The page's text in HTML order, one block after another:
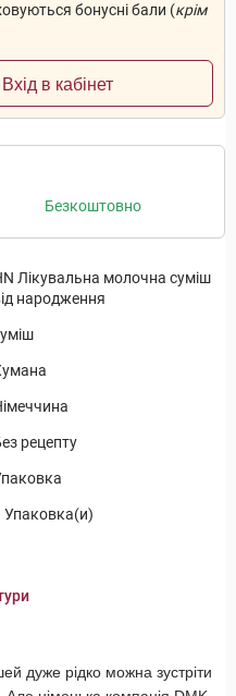
бонусні бали (крім
Вхід в кабінет
Безкоштовно
Лікувальна молочна суміш
народження
рецепту
Упаковка(и)
дуже рідко можна зустріти